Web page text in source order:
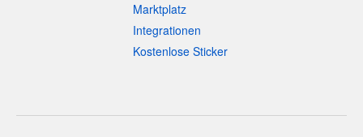
Marktplatz
Integrationen
Kostenlose Sticker